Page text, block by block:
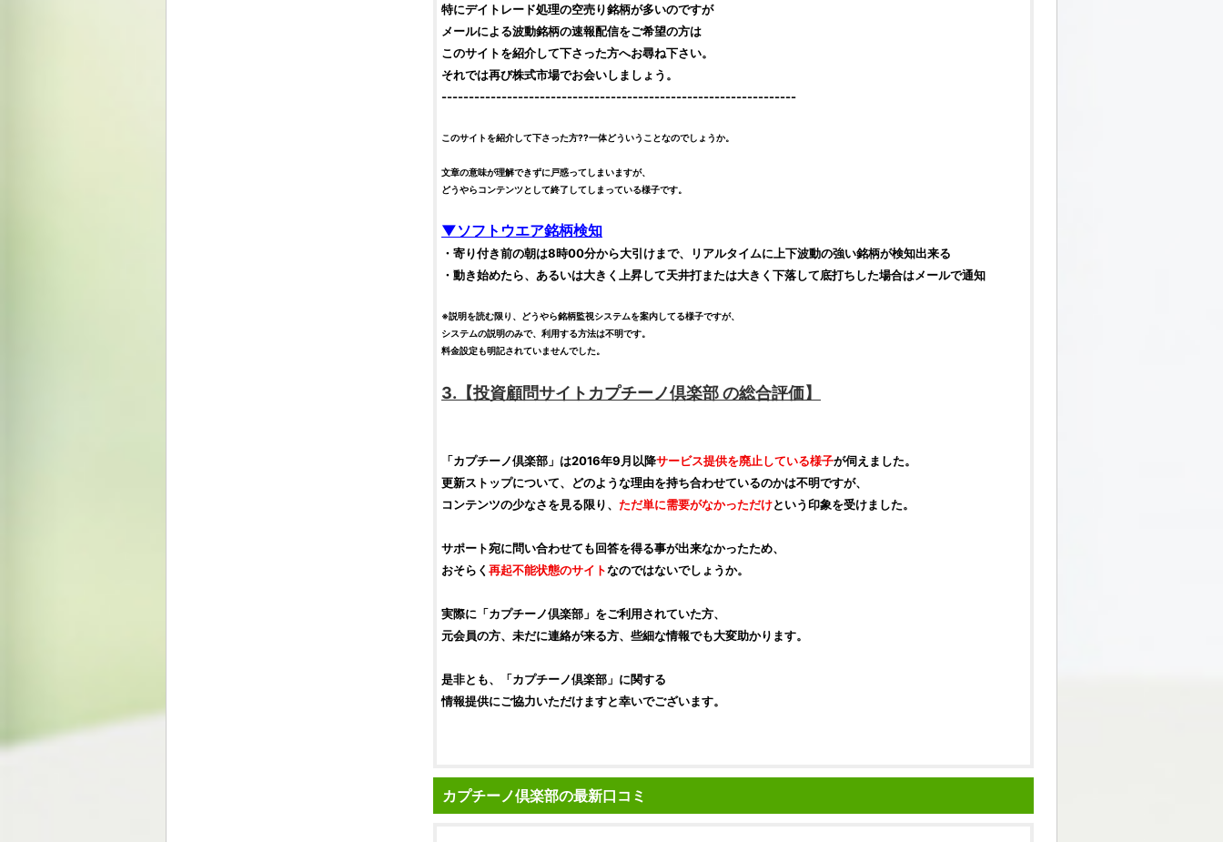
特にデイトレード処理の空売り銘柄が多いのですが
メールによる波動銘柄の速報配信をご希望の方は
このサイトを紹介して下さった方へお尋ね下さい。
それでは再び株式市場でお会いしましょう。
-----------------------------------------------------------------
このサイトを紹介して下さった方??一体どういうことなのでしょうか。
文章の意味が理解できずに戸惑ってしまいますが、
どうやらコンテンツとして終了してしまっている様子です。
▼ソフトウエア銘柄検知
・寄り付き前の朝は8時00分から大引けまで、リアルタイムに上下波動の強い銘柄が検知出来る
・動き始めたら、あるいは大きく上昇して天井打または大きく下落して底打ちした場合はメールで通知
※説明を読む限り、どうやら銘柄監視システムを案内してる様子ですが、
システムの説明のみで、利用する方法は不明です。
料金設定も明記されていませんでした。
3.【投資顧問サイト カプチーノ倶楽部の総合評価】
「カプチーノ倶楽部 」は2016年9月以降サービス提供を廃止している様子が伺えました。
更新ストップについて、どのような理由を持ち合わせているのかは不明ですが、
コンテンツの少なさを見る限り、 ただ単に需要がなかっただけという印象を受けました。
サポート宛に問い合わせても回答を得る事が出来なかったため、
おそらく 再起不能状態のサイトなのではないでしょうか。
実際に「カプチーノ倶楽部 」をご利用されていた方、
元会員の方、未だに連絡が来る方、些細な情報でも大変助かります。
是非とも、「カプチーノ倶楽部 」に関する
情報提供にご協力いただけますと幸いでございます。
カプチーノ倶楽部の最新口コミ